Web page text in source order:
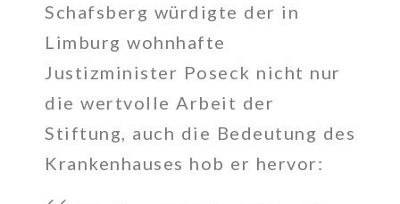
Schafsberg würdigte der in
Limburg wohnhafte
Justizminister Poseck nicht nur
die wertvolle Arbeit der
Stiftung, auch die Bedeutung des
Krankenhauses hob er hervor: